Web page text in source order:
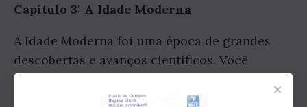
Capítulo 3: A Idade Moderna
A Idade Moderna foi uma época de grandes
descobertas e avanços científicos. Você
aprenderá sobre a Revolução Industrial, a
Revolução Francesa e a Primeira Guerra
×